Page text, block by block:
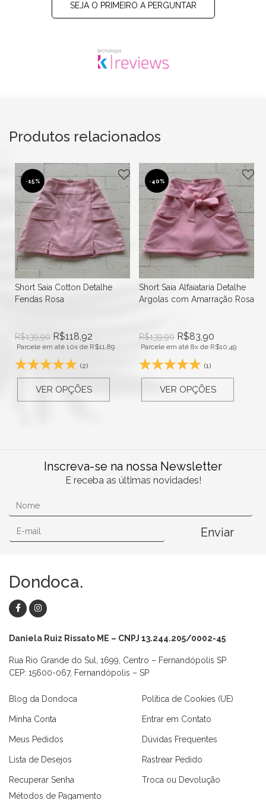
SEJA O PRIMEIRO A PERGUNTAR
Produtos relacionados
-15%
Short Saia Cotton Detalhe
Fendas Rosa
R$139,90 R$118,92
Parcele em até 10x de R$11,89
(2)
VER OPÇÕES
-40%
Short Saia Alfaiataria Detalhe
Argolas com Amarração Rosa
R$139,90 R$83,90
Parcele em até 8x de R$10,49
(1)
VER OPÇÕES
Inscreva-se na nossa Newsletter
E receba as últimas novidades!
Enviar
Dondoca.
Daniela Ruiz Rissato ME – CNPJ 13.244.205/0002-45
Rua Rio Grande do Sul, 1699, Centro – Fernandópolis SP
CEP: 15600-067, Fernandópolis – SP
Blog da Dondoca
Minha Conta
Meus Pedidos
Lista de Desejos
Recuperar Senha
Política de Cookies (UE)
Entrar em Contato
Dúvidas Frequentes
Rastrear Pedido
Troca ou Devolução
Métodos de Pagamento